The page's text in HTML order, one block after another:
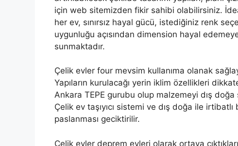
için web sitemizden fikir sahibi olabilirsiniz.
her ev, sınırsız hayal gücü, istediğiniz renk
uygunluğu açısından dimension hayal
sunmaktadır.
Çelik evler four mevsim kullanıma olanak
Yapıların kurulacağı yerin iklim özellikleri
Ankara TEPE gurubu olup malzemeyi dış
Çelik ev taşıyıcı sistemi ve dış doğa ile
paslanması geciktirilir.
Çelik evler deprem evleri olarak ortaya